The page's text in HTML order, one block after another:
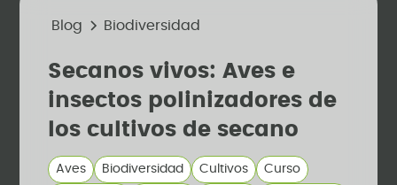
Blog Biodiversidad
Secanos vivos: Aves e
insectos polinizadores de
los cultivos de secano
Aves Biodiversidad Cultivos Curso